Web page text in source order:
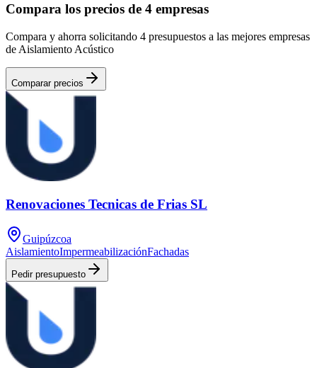
Compara los precios de 4 empresas
Compara y ahorra solicitando 4 presupuestos a las mejores empresas
de Aislamiento Acústico
Comparar precios
Renovaciones Tecnicas de Frias SL
Guipúzcoa
AislamientoImpermeabilizaciónFachadas
Pedir presupuesto